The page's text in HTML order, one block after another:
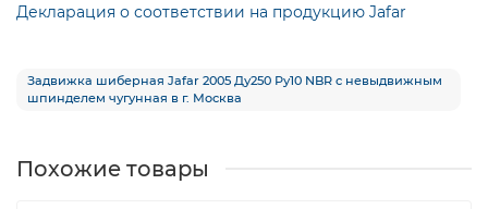
Декларация о соответствии на продукцию Jafar
Задвижка шиберная Jafar 2005 Ду250 Ру10 NBR с невыдвижным
шпинделем чугунная в г. Москва
Похожие товары